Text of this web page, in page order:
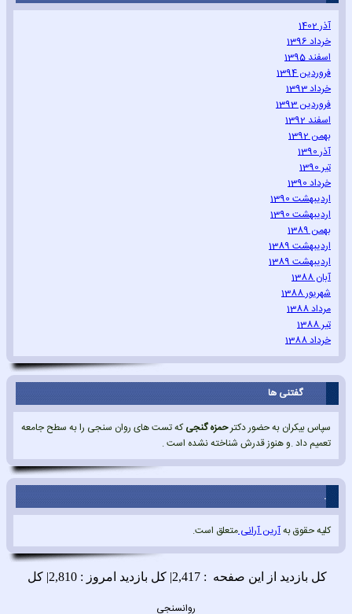
آذر 1402
خرداد 1396
اسفند 1395
فروردین 1394
خرداد 1393
فروردین 1393
اسفند 1392
بهمن 1392
آذر 1390
تیر 1390
خرداد 1390
اردیبهشت 1390
اردیبهشت 1390
بهمن 1389
اردیبهشت 1389
اردیبهشت 1389
آبان 1388
شهریور 1388
مرداد 1388
تیر 1388
خرداد 1388
گفتنی ها
سپاس بیکران به حضور دکترحمزه گنجیکه تست های روان سنجی را به سطح جامعه
تعمیم داد .و هنوز قدرش شناخته نشده است .
.
کلیه حقوق بهآرین آرانیمتعلق است.
روانسنجی